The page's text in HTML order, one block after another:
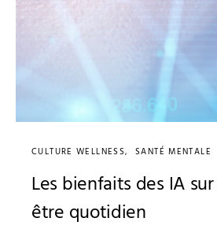
CULTURE WELLNESS SANTÉ MENTALE
Les bienfaits des IA
être quotidien